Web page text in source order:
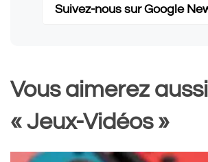
Suivez-nous sur Google
Vous aimerez
« Jeux-Vidéos »